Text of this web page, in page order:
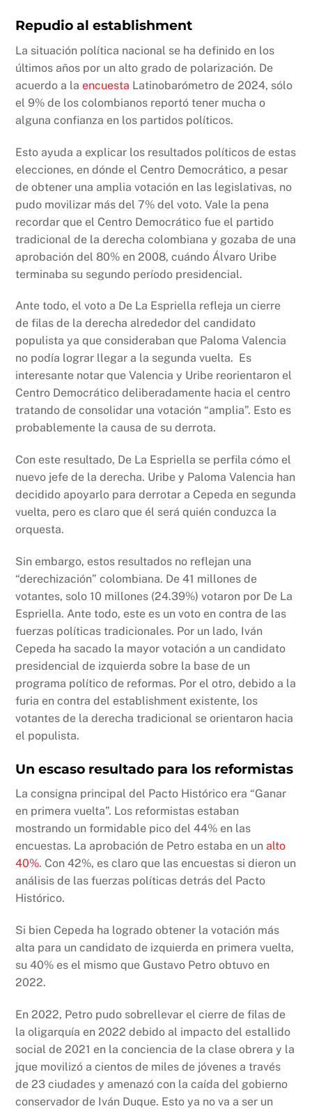
Repudio al establishment
La situación política nacional se ha definido en los
últimos años por un alto grado de polarización. De
acuerdo a laencuesta Latinobarómetro de 2024, sólo
el 9% de los colombianos reportó tener mucha o
alguna confianza en los partidos políticos.
Esto ayuda a explicar los resultados políticos de estas
elecciones, en dónde el Centro Democrático, a pesar
de obtener una amplia votación en las legislativas, no
pudo movilizar más del 7% del voto. Vale la pena
recordar que el Centro Democrático fue el partido
tradicional de la derecha colombiana y gozaba de una
aprobación del 80% en 2008, cuándo Álvaro Uribe
terminaba su segundo período presidencial.
Ante todo, el voto a De La Espriella refleja un cierre
de filas de la derecha alrededor del candidato
populista ya que consideraban que Paloma Valencia
no podía lograr llegar a la segunda vuelta. Es
interesante notar que Valencia y Uribe reorientaron el
Centro Democrático deliberadamente hacia el centro
tratando de consolidar una votación “amplia”. Esto es
probablemente la causa de su derrota.
Con este resultado, De La Espriella se perfila cómo el
nuevo jefe de la derecha. Uribe y Paloma Valencia han
decidido apoyarlo para derrotar a Cepeda en segunda
vuelta, pero es claro que él será quién conduzca la
orquesta.
Sin embargo, estos resultados no reflejan una
“derechización” colombiana. De 41 millones de
votantes, solo 10 millones (24.39%) votaron por De La
Espriella. Ante todo, este es un voto en contra de las
fuerzas políticas tradicionales. Por un lado, Iván
Cepeda ha sacado la mayor votación a un candidato
presidencial de izquierda sobre la base de un
programa político de reformas. Por el otro, debido a la
furia en contra del establishment existente, los
votantes de la derecha tradicional se orientaron hacia
el populista.
Un escaso resultado para los reformistas
La consigna principal del Pacto Histórico era “Ganar
en primera vuelta”. Los reformistas estaban
mostrando un formidable pico del 44% en las
encuestas. La aprobación de Petro estaba en unalto
40%. Con 42%, es claro que las encuestas si dieron un
análisis de las fuerzas políticas detrás del Pacto
Histórico.
Si bien Cepeda ha logrado obtener la votación más
alta para un candidato de izquierda en primera vuelta,
su 40% es el mismo que Gustavo Petro obtuvo en
2022.
En 2022, Petro pudo sobrellevar el cierre de filas de
la oligarquía en 2022 debido al impacto del estallido
social de 2021 en la conciencia de la clase obrera y la
jque movilizó a cientos de miles de jóvenes a través
de 23 ciudades y amenazó con la caída del gobierno
conservador de Iván Duque. Esto ya no va a ser un